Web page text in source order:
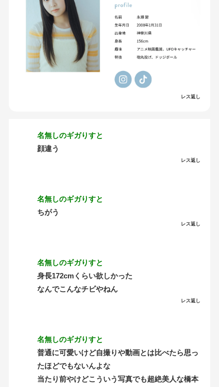
レス返し
名無しのギガりすと
顔違う
レス返し
名無しのギガりすと
ちがう
レス返し
名無しのギガりすと
身長172cmくらい欲しかった
なんでこんなチビやねん
レス返し
名無しのギガりすと
普通に可愛いけど自撮りや動画とは比べたら思っ
たほどでもないんよな
当たり前やけどこういう写真でも超絶美人な橋本